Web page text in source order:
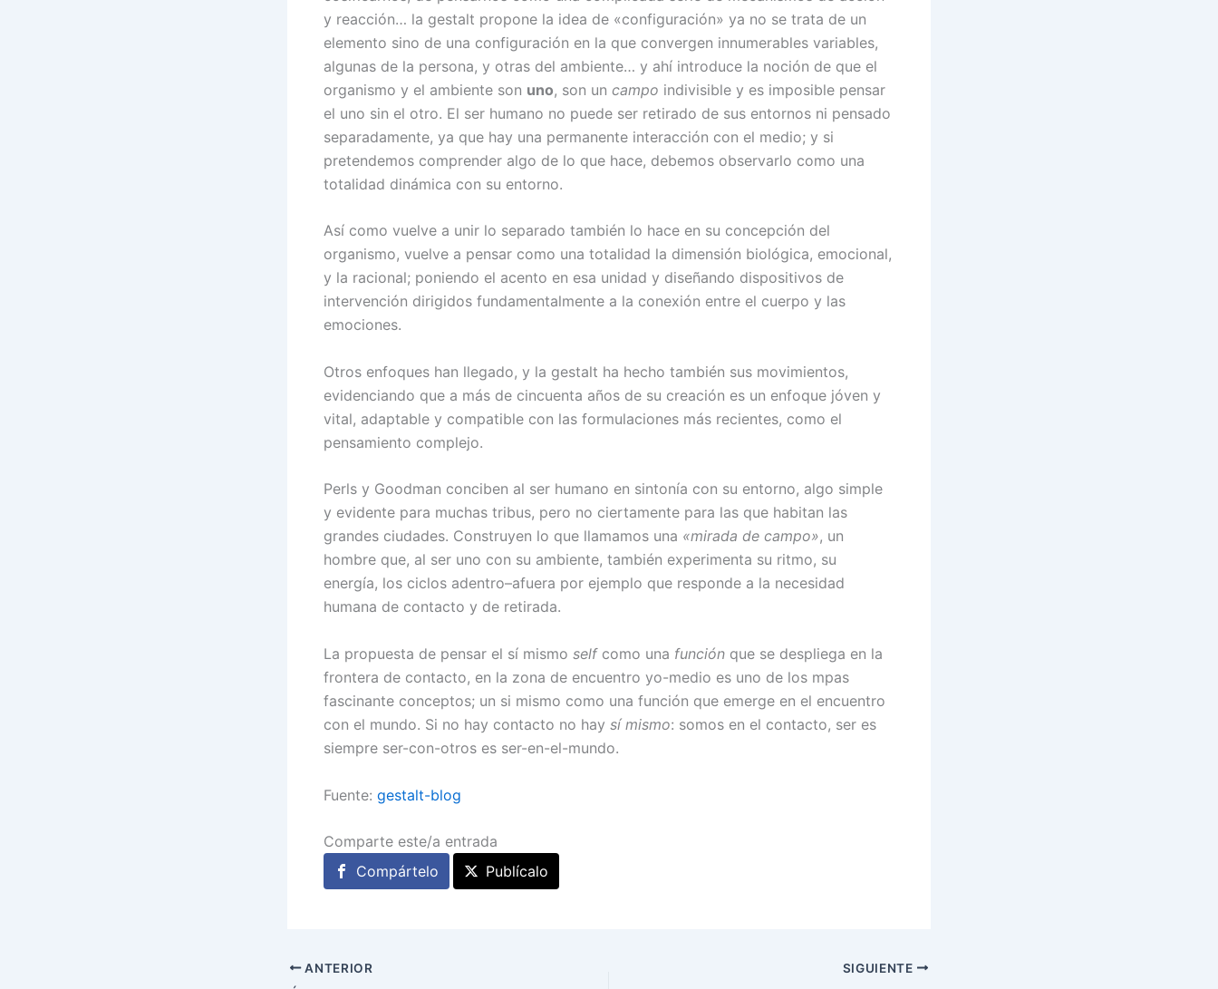
y reacción… la gestalt propone la idea de «configuración» ya no se trata de un
elemento sino de una configuración en la que convergen innumerables variables,
algunas de la persona, y otras del ambiente… y ahí introduce la noción de que el
organismo y el ambiente son uno, son un campo indivisible y es imposible pensar
el uno sin el otro. El ser humano no puede ser retirado de sus entornos ni pensado
separadamente, ya que hay una permanente interacción con el medio; y si
pretendemos comprender algo de lo que hace, debemos observarlo como una
totalidad dinámica con su entorno.
Así como vuelve a unir lo separado también lo hace en su concepción del
organismo, vuelve a pensar como una totalidad la dimensión biológica, emocional,
y la racional; poniendo el acento en esa unidad y diseñando dispositivos de
intervención dirigidos fundamentalmente a la conexión entre el cuerpo y las
emociones.
Otros enfoques han llegado, y la gestalt ha hecho también sus movimientos,
evidenciando que a más de cincuenta años de su creación es un enfoque jóven y
vital, adaptable y compatible con las formulaciones más recientes, como el
pensamiento complejo.
Perls y Goodman conciben al ser humano en sintonía con su entorno, algo simple
y evidente para muchas tribus, pero no ciertamente para las que habitan las
grandes ciudades. Construyen lo que llamamos una «mirada de campo», un
hombre que, al ser uno con su ambiente, también experimenta su ritmo, su
energía, los ciclos adentro–afuera por ejemplo que responde a la necesidad
humana de contacto y de retirada.
La propuesta de pensar el sí mismo selfcomo una función que se despliega en la
frontera de contacto, en la zona de encuentro yo-medio es uno de los mpas
fascinante conceptos; un si mismo como una función que emerge en el encuentro
con el mundo. Si no hay contacto no hay sí mismo: somos en el contacto, ser es
siempre ser-con-otros es ser-en-el-mundo.
Fuente: gestalt-blog
Comparte este/a entrada
Compártelo
Publícalo
ANTERIOR SIGUIENTE